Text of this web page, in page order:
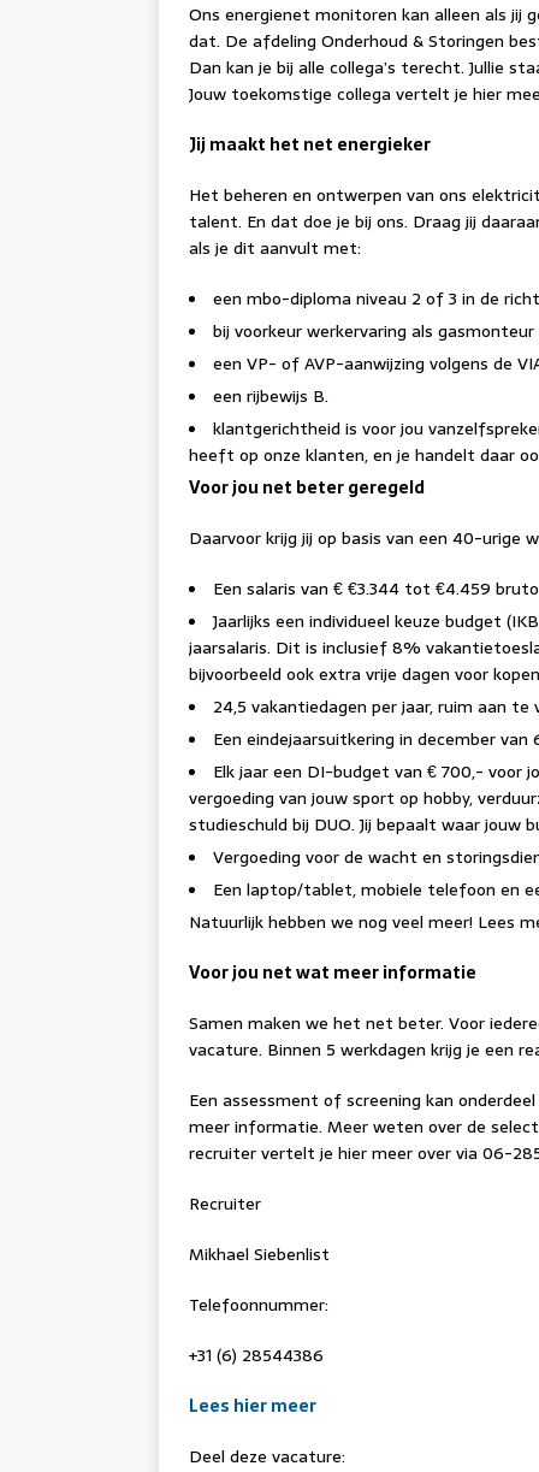
Ons energienet monitoren kan alleen als jij
dat. De afdeling Onderhoud & Storingen
Dan kan je bij alle collega’s terecht. Jullie
Jouw toekomstige collega vertelt je hier
Jij maakt het net energieker
Het beheren en ontwerpen van ons
talent. En dat doe je bij ons. Draag jij
als je dit aanvult met:
een mbo-diploma niveau 2 of 3 in de
bij voorkeur werkervaring als
een VP- of AVP-aanwijzing volgens de
een rijbewijs B.
klantgerichtheid is voor jou
heeft op onze klanten, en je handelt daar
Voor jou net beter geregeld
Daarvoor krijg jij op basis van een 40-urige
Een salaris van € €3.344 tot €4.459
Jaarlijks een individueel keuze budget
jaarsalaris. Dit is inclusief 8%
bijvoorbeeld ook extra vrije dagen voor
24,5 vakantiedagen per jaar, ruim aan te
Een eindejaarsuitkering in december van
Elk jaar een DI-budget van € 700,- voor
vergoeding van jouw sport op hobby,
studieschuld bij DUO. Jij bepaalt waar jouw
Vergoeding voor de wacht en
Een laptop/tablet, mobiele telefoon en
Natuurlijk hebben we nog veel meer! Lees
Voor jou net wat meer informatie
Samen maken we het net beter. Voor
vacature. Binnen 5 werkdagen krijg je een
Een assessment of screening kan
meer informatie. Meer weten over de
recruiter vertelt je hier meer over via 06-
Recruiter
Mikhael Siebenlist
Telefoonnummer:
+31 (6) 28544386
Lees hier meer
Deel deze vacature: